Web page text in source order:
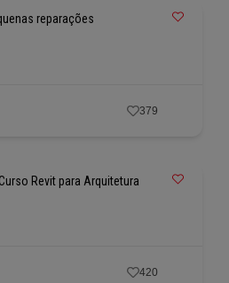
reparações
379
Revit para Arquitetura
420